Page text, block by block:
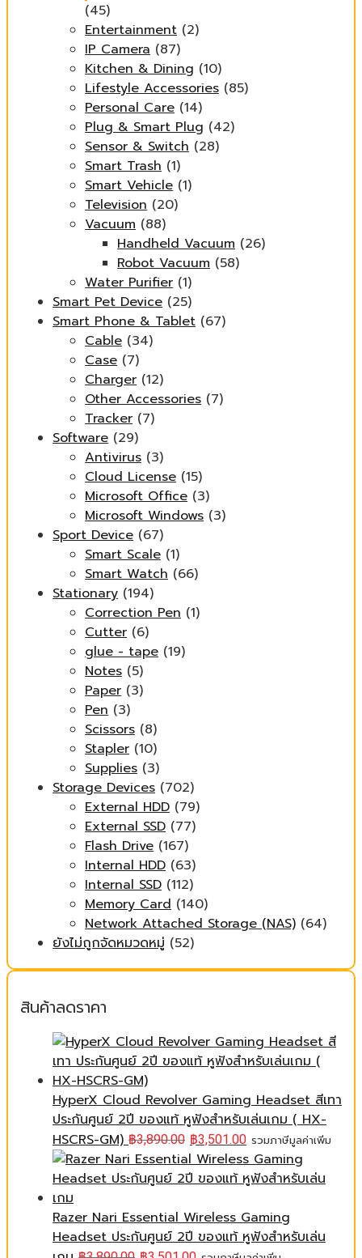
(45)
Entertainment (2)
IP Camera (87)
Kitchen & Dining (10)
Lifestyle Accessories (85)
Personal Care (14)
Plug & Smart Plug (42)
Sensor & Switch (28)
Smart Trash (1)
Smart Vehicle (1)
Television (20)
Vacuum (88)
Handheld Vacuum (26)
Robot Vacuum (58)
Water Purifier (1)
Smart Pet Device (25)
Smart Phone & Tablet (67)
Cable (34)
Case (7)
Charger (12)
Other Accessories (7)
Tracker (7)
Software (29)
Antivirus (3)
Cloud License (15)
Microsoft Office (3)
Microsoft Windows (3)
Sport Device (67)
Smart Scale (1)
Smart Watch (66)
Stationary (194)
Correction Pen (1)
Cutter (6)
glue - tape (19)
Notes (5)
Paper (3)
Pen (3)
Scissors (8)
Stapler (10)
Supplies (3)
Storage Devices (702)
External HDD (79)
External SSD (77)
Flash Drive (167)
Internal HDD (63)
Internal SSD (112)
Memory Card (140)
Network Attached Storage (NAS) (64)
ยังไม่ถูกจัดหมวดหมู่ (52)
สินค้าลดราคา
HyperX Cloud Revolver Gaming Headset สีเทา
ประกันศูนย์ 2ปี ของแท้ หูฟังสำหรับเล่นเกม ( HX-
HSCRS-GM) ฿3,890.00 ฿3,501.00 รวมภาษีมูลค่าเพิ่ม
Razer Nari Essential Wireless Gaming
Headset ประกันศูนย์ 2ปี ของแท้ หูฟังสำหรับเล่น